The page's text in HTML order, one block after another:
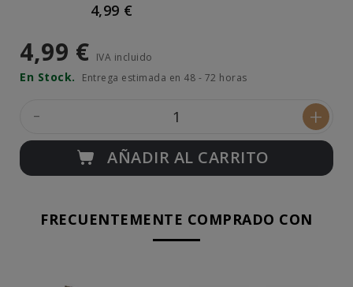
4,99 €
4,99 € IVA incluido
En Stock. Entrega estimada en 48 - 72 horas
- +
AÑADIR AL CARRITO
FRECUENTEMENTE COMPRADO CON